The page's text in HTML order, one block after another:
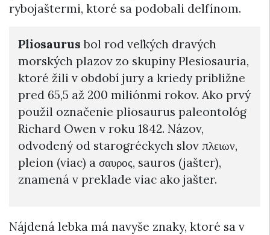
rybojaštermi, ktoré sa podobali delfínom.
Pliosaurus bol rod veľkých dravých
morských plazov zo skupiny Plesiosauria,
ktoré žili v období jury a kriedy približne
pred 65,5 až 200 miliónmi rokov. Ako prvý
použil označenie pliosaurus paleontológ
Richard Owen v roku 1842. Názov,
odvodený od starogréckych slov πλειων,
pleion (viac) a σαυρος, sauros (jašter),
znamená v preklade viac ako jašter.
Nájdená lebka má navyše znaky, ktoré sa v